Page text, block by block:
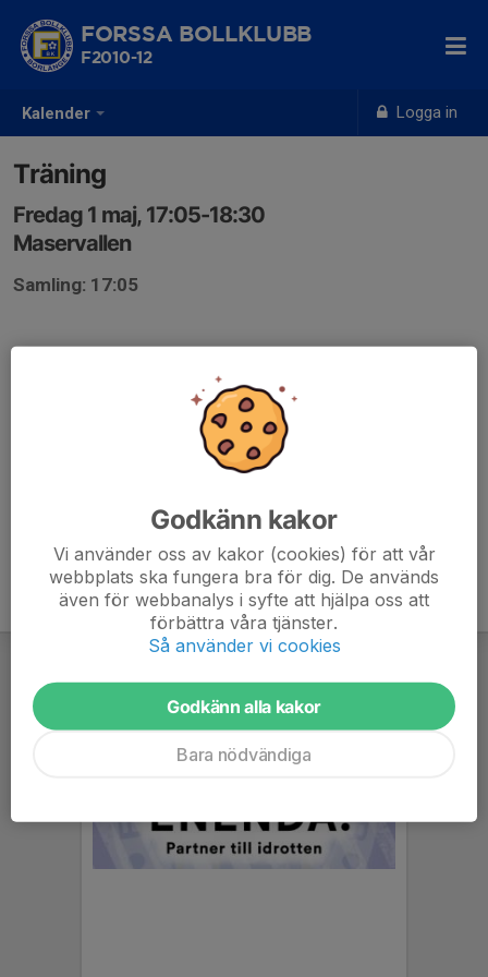
Kalender Logga in
FORSSA BOLLKLUBB
F2010-12
Träning
Fredag 1 maj, 17:05-18:30
Maservallen
Samling: 17:05
Godkänn kakor
Vi använder oss av kakor (cookies) för att vår
webbplats ska fungera bra för dig. De används
även för webbanalys i syfte att hjälpa oss att
förbättra våra tjänster.
Så använder vi cookies
Godkänn alla kakor
Bara nödvändiga